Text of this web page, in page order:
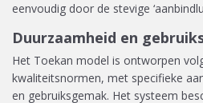
eenvoudig door de stevige
Duurzaamheid en
Het Toekan model is ontworpen
kwaliteitsnormen, met specifieke
en gebruiksgemak. Het systeem